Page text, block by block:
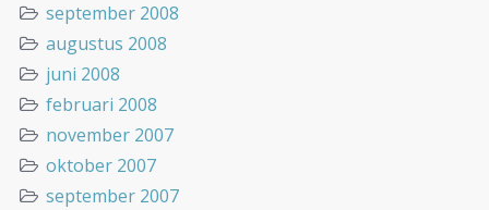
september 2008
augustus 2008
juni 2008
februari 2008
november 2007
oktober 2007
september 2007